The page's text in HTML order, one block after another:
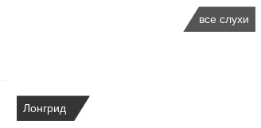
все слухи
Лонгрид